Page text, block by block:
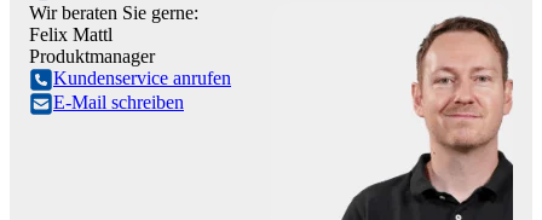
Wir beraten Sie gerne:
Felix Mattl
Produktmanager
Kundenservice anrufen
E-Mail schreiben